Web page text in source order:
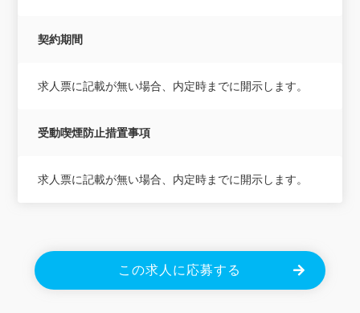
契約期間
求人票に記載が無い場合、内定時までに開示します。
受動喫煙防止措置事項
求人票に記載が無い場合、内定時までに開示します。
この求人に応募する